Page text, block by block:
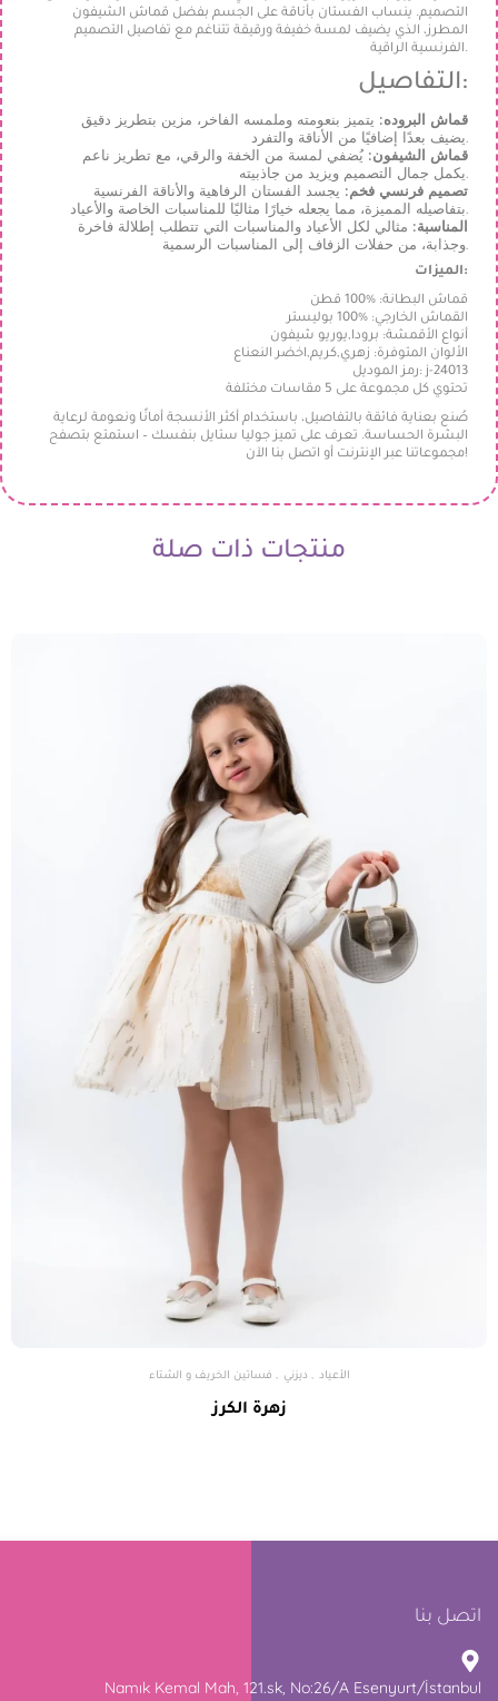
التصميم. ينساب الفستان بأناقة على الجسم بفضل قماش الشيفون
المطرز، الذي يضيف لمسة خفيفة ورقيقة تتناغم مع تفاصيل التصميم
الفرنسية الراقية.
التفاصيل:
قماش البروده: يتميز بنعومته وملمسه الفاخر، مزين بتطريز دقيق
قماش الشيفون: يُضفي لمسة من الخفة والرقي، مع تطريز ناعم
تصميم فرنسي فخم: يجسد الفستان الرفاهية والأناقة الفرنسية
المناسبة: مثالي لكل الأعياد والمناسبات التي تتطلب إطلالة فاخرة
الميزات:
قماش البطانة: %100 قطن
القماش الخارجي: %100 بوليستر
أنواع الأقمشة: برودا,يوريو شيفون
الألوان المتوفرة: زهري,كريم,اخضر النعناع
رمز الموديل: j-24013
تحتوي كل مجموعة على 5 مقاسات مختلفة
صُنع بعناية فائقة بالتفاصيل، باستخدام أكثر الأنسجة أمانًا ونعومة لرعاية
البشرة الحساسة. تعرف على تميز جوليا ستايل بنفسك – استمتع بتصفح
مجموعاتنا عبر الإنترنت أو اتصل بنا الآن!
منتجات ذات صلة
الأعياد ديزني فساتين الخريف و الشتاء
زهرة الكرز
اتصل بنا
Namık Kemal Mah, 121.sk, No:26/A Esenyurt/İstanbul